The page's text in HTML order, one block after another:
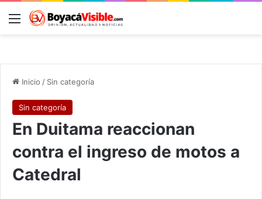
Menú
Inicio / Sin categoría
Sin categoría
En Duitama reaccionan
contra el ingreso de motos a
Catedral